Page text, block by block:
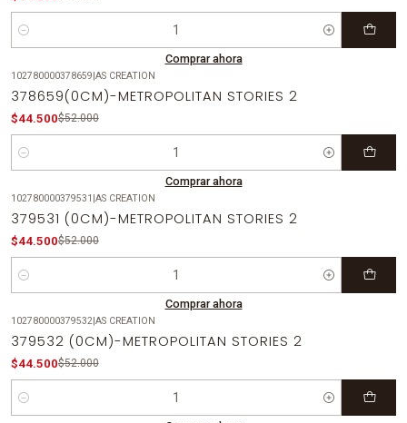
Cantidad
Comprar ahora
-14% OFF
102780000378659|AS CREATION
378659(0CM)-METROPOLITAN STORIES 2
$44.500$52.000
Cantidad
Comprar ahora
-14% OFF
102780000379531 |AS CREATION
379531 (0CM)-METROPOLITAN STORIES 2
$44.500$52.000
Cantidad
Comprar ahora
-14% OFF
102780000379532|AS CREATION
379532 (0CM)-METROPOLITAN STORIES 2
$44.500$52.000
Cantidad